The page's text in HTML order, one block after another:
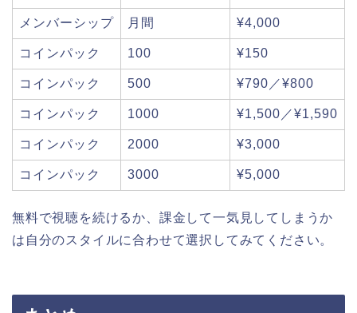
メンバーシップ 月間 ¥4,000
コインパック 100 ¥150
コインパック 500 ¥790／¥800
コインパック 1000 ¥1,500／¥1,590
コインパック 2000 ¥3,000
コインパック 3000 ¥5,000
無料で視聴を続けるか、課金して一気見してしまうか
は自分のスタイルに合わせて選択してみてください。